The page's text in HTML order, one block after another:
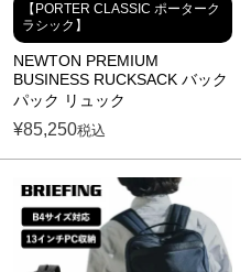
【PORTER CLASSIC ポーターク
ラシック】
NEWTON PREMIUM
BUSINESS RUCKSACK バック
パック リュック
¥85,250税込